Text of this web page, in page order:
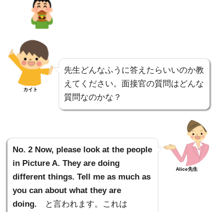
カイト
先生どんなふうに答えたらいいのか教
えてください。面接官の質問はどんな
質問なのかな？
No. 2 Now, please look at the people
in Picture A. They are doing
different things. Tell me as much as
you can about what they are
doing. と言われます。これは
Alice先生